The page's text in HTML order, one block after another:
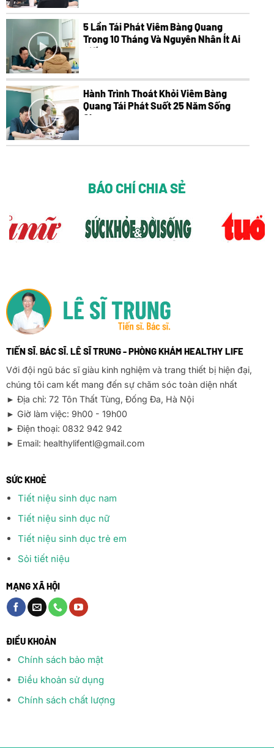
5 Lần Tái Phát Viêm Bàng Quang
Trong 10 Tháng Và Nguyên Nhân Ít Ai
Biết
Hành Trình Thoát Khỏi Viêm Bàng
Quang Tái Phát Suốt 25 Năm Sống
Chung
BÁO CHÍ CHIA SẺ
TIẾN SĨ. BÁC SĨ. LÊ SĨ TRUNG - PHÒNG KHÁM HEALTHY LIFE
Với đội ngũ bác sĩ giàu kinh nghiệm và trang thiết bị hiện đại,
chúng tôi cam kết mang đến sự chăm sóc toàn diện nhất
► Địa chỉ: 72 Tôn Thất Tùng, Đống Đa, Hà Nội
► Giờ làm việc: 9h00 - 19h00
► Điện thoại: 0832 942 942
► Email: healthylifentl@gmail.com
SỨC KHOẺ
Tiết niệu sinh dục nam
Tiết niệu sinh dục nữ
Tiết niệu sinh dục trẻ em
Sỏi tiết niệu
MẠNG XÃ HỘI
ĐIỀU KHOẢN
Chính sách bảo mật
Điều khoản sử dụng
Chính sách chất lượng